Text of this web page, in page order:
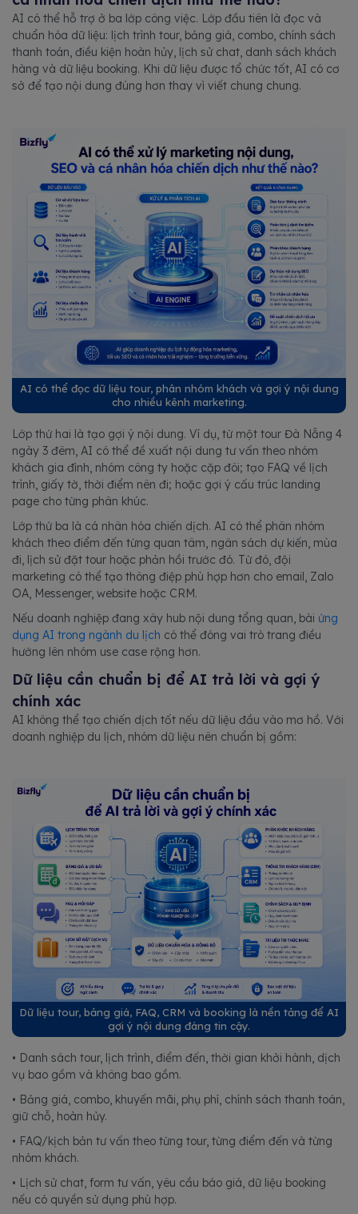
AI có thể hỗ trợ ở ba lớp công việc. Lớp đầu tiên là đọc và
chuẩn hóa dữ liệu: lịch trình tour, bảng giá, combo, chính sách
thanh toán, điều kiện hoàn hủy, lịch sử chat, danh sách khách
hàng và dữ liệu booking. Khi dữ liệu được tổ chức tốt, AI có cơ
sở để tạo nội dung đúng hơn thay vì viết chung chung.
AI có thể đọc dữ liệu tour, phân nhóm khách và gợi ý nội dung
cho nhiều kênh marketing.
Lớp thứ hai là tạo gợi ý nội dung. Ví dụ, từ một tour Đà Nẵng 4
ngày 3 đêm, AI có thể đề xuất nội dung tư vấn theo nhóm
khách gia đình, nhóm công ty hoặc cặp đôi; tạo FAQ về lịch
trình, giấy tờ, thời điểm nên đi; hoặc gợi ý cấu trúc landing
page cho từng phân khúc.
Lớp thứ ba là cá nhân hóa chiến dịch. AI có thể phân nhóm
khách theo điểm đến từng quan tâm, ngân sách dự kiến, mùa
đi, lịch sử đặt tour hoặc phản hồi trước đó. Từ đó, đội
marketing có thể tạo thông điệp phù hợp hơn cho email, Zalo
OA, Messenger, website hoặc CRM.
Nếu doanh nghiệp đang xây hub nội dung tổng quan, bài ứng
dụng AI trong ngành du lịch có thể đóng vai trò trang điều
hướng lên nhóm use case rộng hơn.
Dữ liệu cần chuẩn bị để AI trả lời và gợi ý
chính xác
AI không thể tạo chiến dịch tốt nếu dữ liệu đầu vào mơ hồ. Với
doanh nghiệp du lịch, nhóm dữ liệu nên chuẩn bị gồm:
Dữ liệu tour, bảng giá, FAQ, CRM và booking là nền tảng để AI
gợi ý nội dung đáng tin cậy.
• Danh sách tour, lịch trình, điểm đến, thời gian khởi hành, dịch
vụ bao gồm và không bao gồm.
• Bảng giá, combo, khuyến mãi, phụ phí, chính sách thanh toán,
giữ chỗ, hoàn hủy.
• FAQ/kịch bản tư vấn theo từng tour, từng điểm đến và từng
nhóm khách.
• Lịch sử chat, form tư vấn, yêu cầu báo giá, dữ liệu booking
nếu có quyền sử dụng phù hợp.